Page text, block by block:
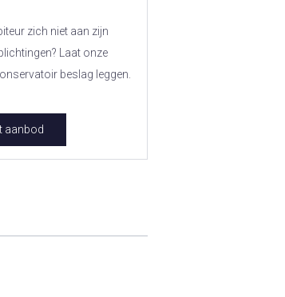
zich niet aan zijn
Laat onze
beslag leggen.
aanbod